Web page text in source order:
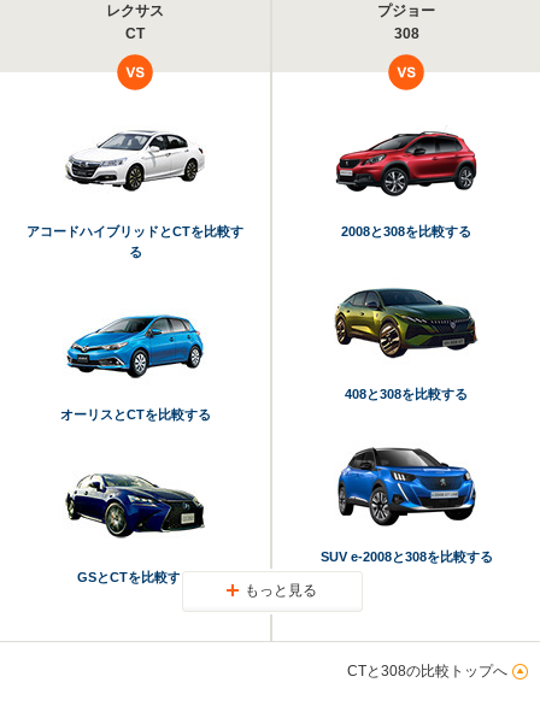
レクサス
CT
プジョー
308
アコードハイブリッドとCTを比較す
る
オーリスとCTを比較する
GSとCTを比較する
2008と308を比較する
408と308を比較する
SUV e-2008と308を比較する
もっと見る
CTと308の比較トップへ